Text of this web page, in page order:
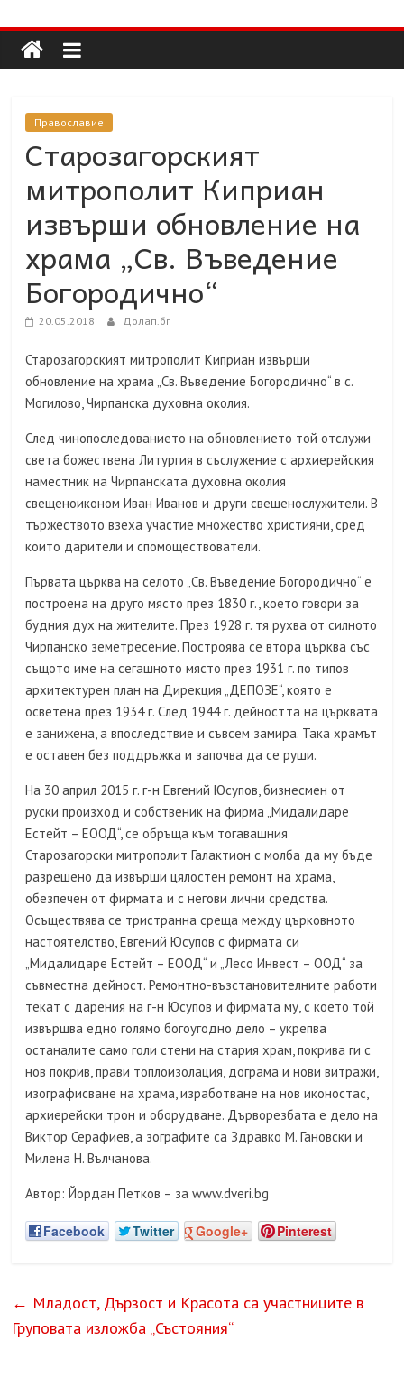
to
content
Долап
БГ
култура|
пътешествия|
мода|
събития|
кухня|
минало|
Православие
Старозагорският
митрополит Киприан
извърши обновление на
храма „Св. Въведение
Богородично“
20.05.2018 Долап.бг
Старозагорският митрополит Киприан извърши
обновление на храма „Св. Въведение Богородично“ в с.
Могилово, Чирпанска духовна околия.
След чинопоследованието на обновлението той отслужи
света божествена Литургия в съслужение с архиерейския
наместник на Чирпанската духовна околия
свещеноиконом Иван Иванов и други свещенослужители. В
тържеството взеха участие множество християни, сред
които дарители и спомоществователи.
Първата църква на селото „Св. Въведение Богородично“ е
построена на друго място през 1830 г., което говори за
будния дух на жителите. През 1928 г. тя рухва от силното
Чирпанско земетресение. Построява се втора църква със
същото име на сегашното място през 1931 г. по типов
архитектурен план на Дирекция „ДЕПОЗЕ“, която е
осветена през 1934 г. След 1944 г. дейността на църквата
е занижена, а впоследствие и съвсем замира. Така храмът
е оставен без поддръжка и започва да се руши.
На 30 април 2015 г. г-н Евгений Юсупов, бизнесмен от
руски произход и собственик на фирма „Мидалидаре
Естейт – ЕООД“, се обръща към тогавашния
Старозагорски митрополит Галактион с молба да му бъде
разрешено да извърши цялостен ремонт на храма,
обезпечен от фирмата и с негови лични средства.
Осъществява се тристранна среща между църковното
настоятелство, Евгений Юсупов с фирмата си
„Мидалидаре Естейт – ЕООД“ и „Лесо Инвест – ООД“ за
съвместна дейност. Ремонтно-възстановителните работи
текат с дарения на г-н Юсупов и фирмата му, с което той
извършва едно голямо богоугодно дело – укрепва
останалите само голи стени на стария храм, покрива ги с
нов покрив, прави топлоизолация, дограма и нови витражи,
изографисване на храма, изработване на нов иконостас,
архиерейски трон и оборудване. Дърворезбата е дело на
Виктор Серафиев, а зографите са Здравко М. Гановски и
Милена Н. Вълчанова.
Автор: Йордан Петков – за www.dveri.bg
Facebook Twitter Google+ Pinterest
← Младост, Дързост и Красота са участниците в
Груповата изложба „Състояния“